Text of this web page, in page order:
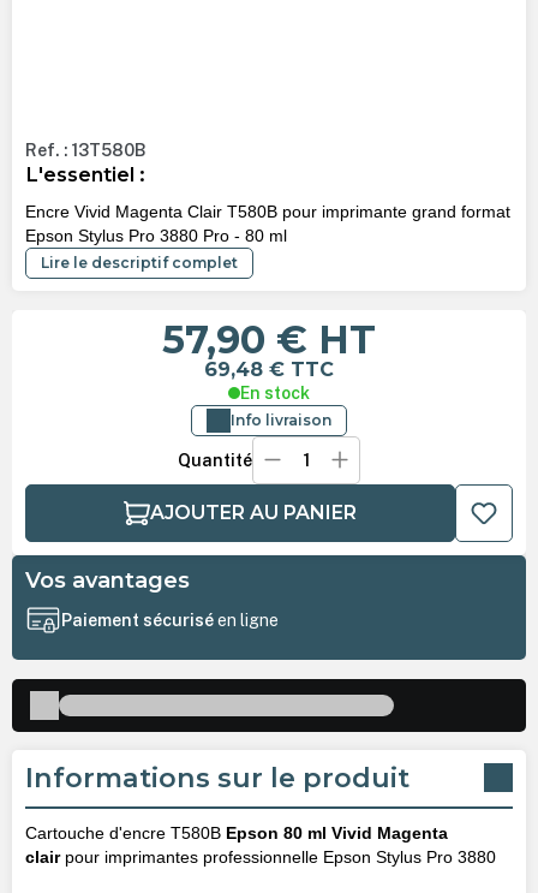
Ref. : 13T580B
L'essentiel :
Encre Vivid Magenta Clair T580B pour imprimante grand format
Epson Stylus Pro 3880 Pro - 80 ml
Lire le descriptif complet
57,90 € HT
69,48 € TTC
En stock
Info livraison
Quantité
AJOUTER AU PANIER
Vos avantages
Paiement sécuriséen ligne
Informations sur le produit
Cartouche d'encre T580B Epson 80 ml Vivid Magenta
clairpour imprimantes professionnelle Epson Stylus Pro 3880